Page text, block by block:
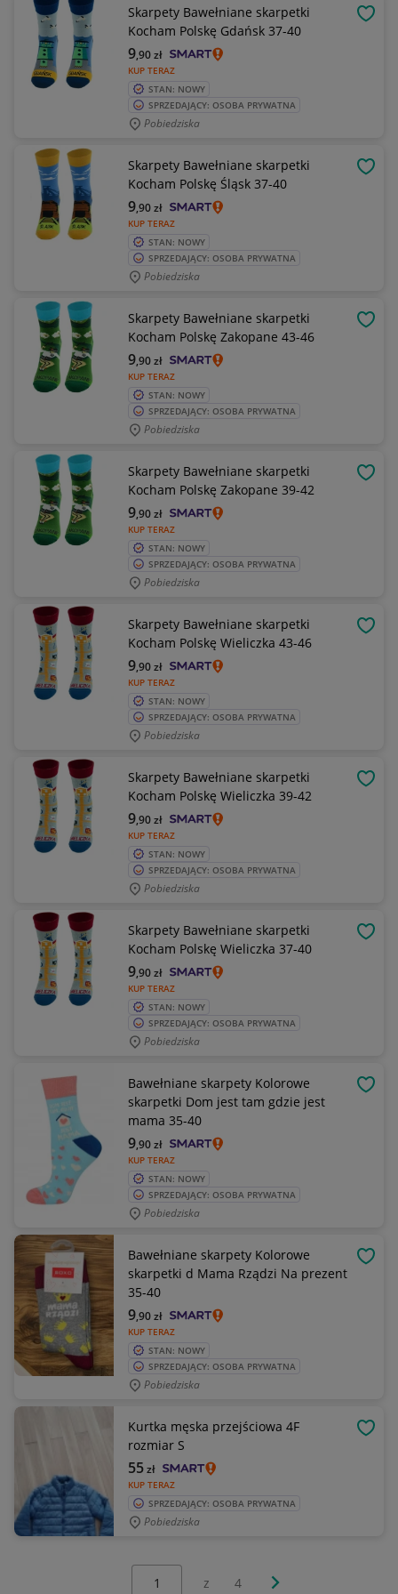
Skarpety Bawełniane skarpetki
Kocham Polskę Gdańsk 37-40
KUP TERAZ
9,90zł
STAN: NOWY
SPRZEDAJĄCY: OSOBA PRYWATNA
Pobiedziska
Skarpety Bawełniane skarpetki
Kocham Polskę Śląsk 37-40
KUP TERAZ
9,90zł
STAN: NOWY
SPRZEDAJĄCY: OSOBA PRYWATNA
Pobiedziska
Skarpety Bawełniane skarpetki
Kocham Polskę Zakopane 43-46
KUP TERAZ
9,90zł
STAN: NOWY
SPRZEDAJĄCY: OSOBA PRYWATNA
Pobiedziska
Skarpety Bawełniane skarpetki
Kocham Polskę Zakopane 39-42
KUP TERAZ
9,90zł
STAN: NOWY
SPRZEDAJĄCY: OSOBA PRYWATNA
Pobiedziska
Skarpety Bawełniane skarpetki
Kocham Polskę Wieliczka 43-46
KUP TERAZ
9,90zł
STAN: NOWY
SPRZEDAJĄCY: OSOBA PRYWATNA
Pobiedziska
Skarpety Bawełniane skarpetki
Kocham Polskę Wieliczka 39-42
KUP TERAZ
9,90zł
STAN: NOWY
SPRZEDAJĄCY: OSOBA PRYWATNA
Pobiedziska
Skarpety Bawełniane skarpetki
Kocham Polskę Wieliczka 37-40
KUP TERAZ
9,90zł
STAN: NOWY
SPRZEDAJĄCY: OSOBA PRYWATNA
Pobiedziska
Bawełniane skarpety Kolorowe
skarpetki Dom jest tam gdzie jest
mama 35-40
KUP TERAZ
9,90zł
STAN: NOWY
SPRZEDAJĄCY: OSOBA PRYWATNA
Pobiedziska
Bawełniane skarpety Kolorowe
skarpetki d Mama Rządzi Na prezent
35-40
KUP TERAZ
9,90zł
STAN: NOWY
SPRZEDAJĄCY: OSOBA PRYWATNA
Pobiedziska
Kurtka męska przejściowa 4F
rozmiar S
KUP TERAZ
55zł
SPRZEDAJĄCY: OSOBA PRYWATNA
Pobiedziska
z 4 Następna strona